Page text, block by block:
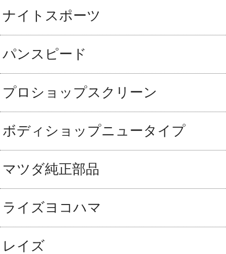
ナイトスポーツ
パンスピード
プロショップスクリーン
ボディショップニュータイプ
マツダ純正部品
ライズヨコハマ
レイズ